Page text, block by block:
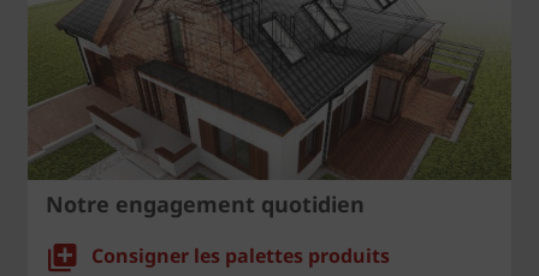
Notre engagement quotidien
Consigner les palettes produits